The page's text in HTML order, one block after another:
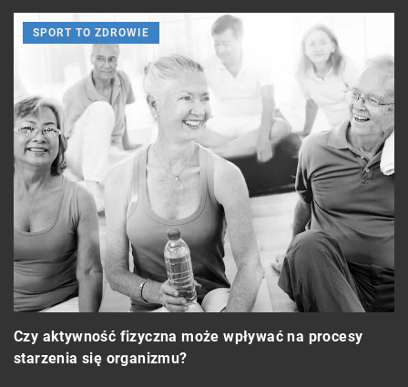
SPORT TO ZDROWIE
Czy aktywność fizyczna może wpływać na procesy
starzenia się organizmu?